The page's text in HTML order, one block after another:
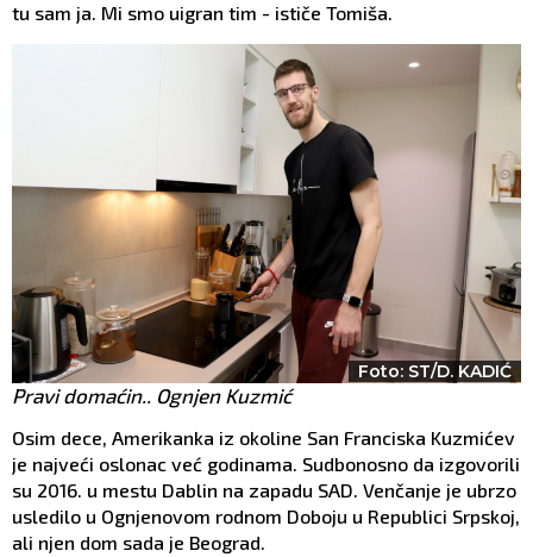
tu sam ja. Mi smo uigran tim - ističe Tomiša.
Foto: ST/D. KADIĆ
Pravi domaćin.. Ognjen Kuzmić
Osim dece, Amerikanka iz okoline San Franciska Kuzmićev
je najveći oslonac već godinama. Sudbonosno da izgovorili
su 2016. u mestu Dablin na zapadu SAD. Venčanje je ubrzo
usledilo u Ognjenovom rodnom Doboju u Republici Srpskoj,
ali njen dom sada je Beograd.